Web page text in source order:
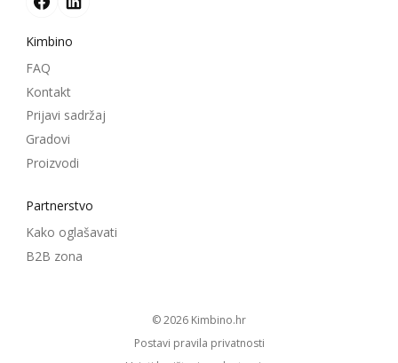
Kimbino
FAQ
Kontakt
Prijavi sadržaj
Gradovi
Proizvodi
Partnerstvo
Kako oglašavati
B2B zona
© 2026
kimbino.hr
Postavi pravila privatnosti